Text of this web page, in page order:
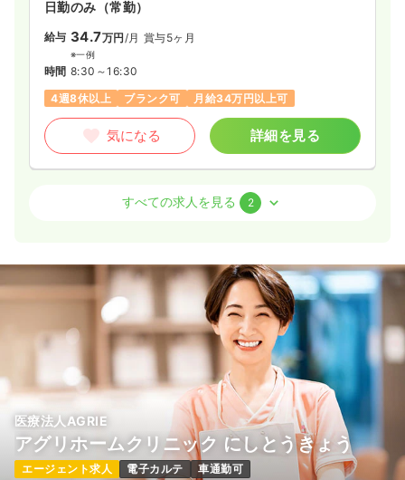
時間 8:30～17:00（休憩60分）
日祝休み
4週8休以上 担当業務未経験可
第二新卒可
気になる 詳細を見る
検診・健診正看護師 一般病院
日勤のみ（常勤）
時間 8:30～17:00（休憩60分）
4週8休以上 担当業務未経験可
ブランク可
第二新卒可
月給25万円以上可
気になる 詳細を見る
日勤のみ（常勤）
給与 34.7万円/月 賞与5ヶ月
※一例
時間 8:30～16:30
4週8休以上
ブランク可 月給34万円以上可
気になる 詳細を見る
正看護師 / 管理職
給与 50.0 万円〜/月 賞与2回
※一例
9:00～17:00
土日休み
オンコールあり
ブランク可
月給40万円以上可
気になる 詳細を見る
訪問看護正看護師 訪問看護
すべての求人を見る 2
医療法人AGRIE
アグリホームクリニック にしとうきょう
エージェント求人 電子カルテ 車通勤可